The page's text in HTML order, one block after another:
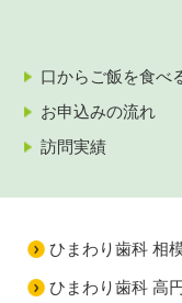
口からご飯を食べ
お申込みの流れ
訪問実績
ひまわり歯科 相
ひまわり歯科 高